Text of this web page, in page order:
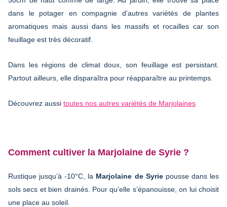
dans le potager en compagnie d’autres variétés de plantes
aromatiques mais aussi dans les massifs et rocailles car son
feuillage est très décoratif.
Dans les régions de climat doux, son feuillage est persistant.
Partout ailleurs, elle disparaîtra pour réapparaître au printemps.
Découvrez aussi toutes nos autres variétés de Marjolaines
Comment cultiver la Marjolaine de Syrie ?
Rustique jusqu’à -10°C, la Marjolaine de Syriepousse dans les
sols secs et bien drainés. Pour qu’elle s’épanouisse, on lui choisit
une place au soleil.